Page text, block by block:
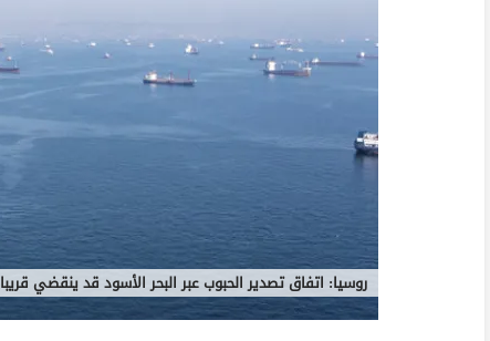
روسيا: اتفاق تصدير الحبوب عبر البحر الأسود قد ينقضي قريبا